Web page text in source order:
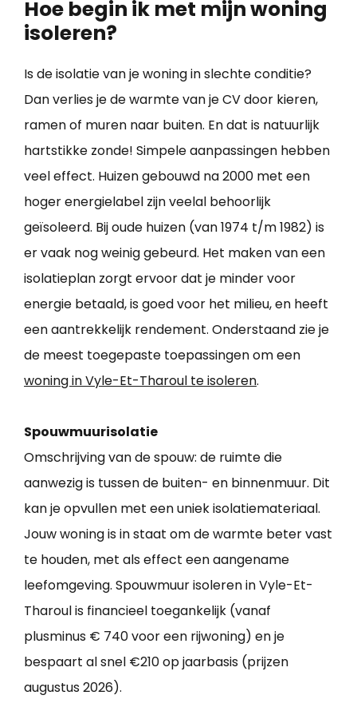
Hoe begin ik met mijn woning
isoleren?
Is de isolatie van je woning in slechte conditie?
Dan verlies je de warmte van je CV door kieren,
ramen of muren naar buiten. En dat is natuurlijk
hartstikke zonde! Simpele aanpassingen hebben
veel effect. Huizen gebouwd na 2000 met een
hoger energielabel zijn veelal behoorlijk
geïsoleerd. Bij oude huizen (van 1974 t/m 1982) is
er vaak nog weinig gebeurd. Het maken van een
isolatieplan zorgt ervoor dat je minder voor
energie betaald, is goed voor het milieu, en heeft
een aantrekkelijk rendement. Onderstaand zie je
de meest toegepaste toepassingen om een
woning in Vyle-Et-Tharoul te isoleren.
Spouwmuurisolatie
Omschrijving van de spouw: de ruimte die
aanwezig is tussen de buiten- en binnenmuur. Dit
kan je opvullen met een uniek isolatiemateriaal.
Jouw woning is in staat om de warmte beter vast
te houden, met als effect een aangename
leefomgeving. Spouwmuur isoleren in Vyle-Et-
Tharoul is financieel toegankelijk (vanaf
plusminus € 740 voor een rijwoning) en je
bespaart al snel €210 op jaarbasis (prijzen
augustus 2026).